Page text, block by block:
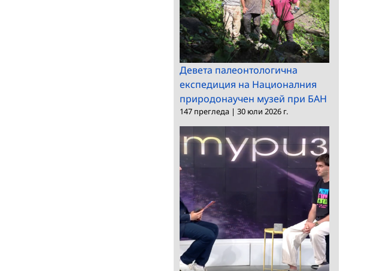
Девета палеонтологична
експедиция на Националния
природонаучен музей при БАН
147 прегледа | 30 юли 2026 г.